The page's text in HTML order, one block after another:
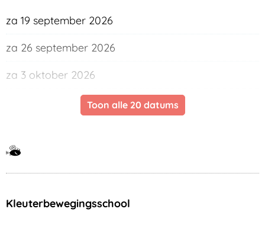
za 19 september 2026
za 26 september 2026
za 3 oktober 2026
17 oktober 2026Toon alle 20 datums
Samen
Kleuterbewegingsschool